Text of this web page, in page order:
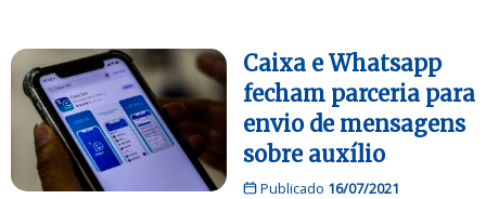
Caixa e Whatsapp
fecham parceria para
envio de mensagens
sobre auxílio
Publicado 16/07/2021